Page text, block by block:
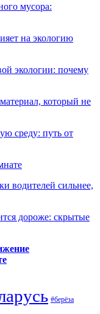
мусора:
на экологию
экологии: почему
который не
среду: путь от
водителей сильнее,
дороже: скрытые
#берёза